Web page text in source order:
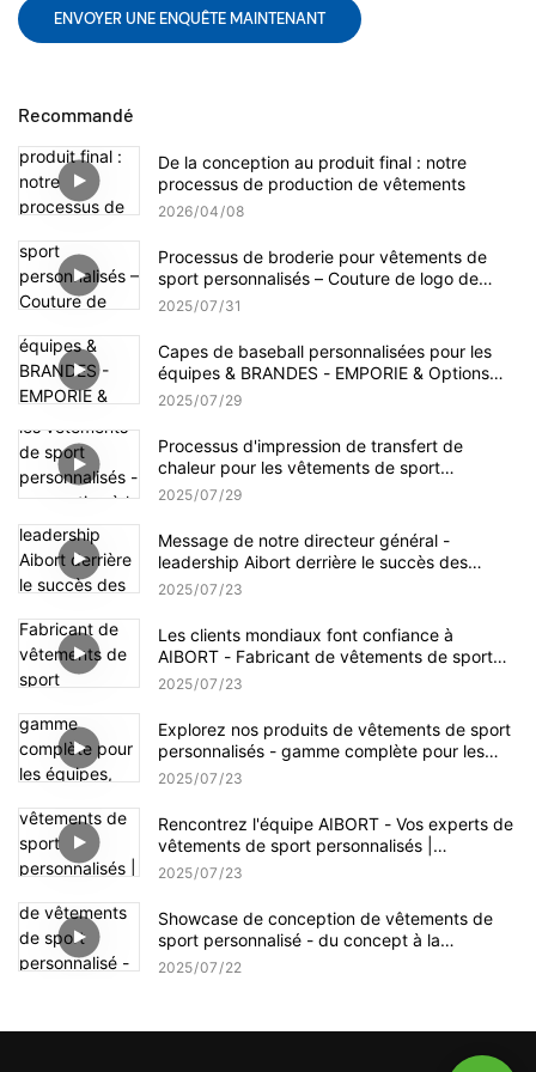
ENVOYER UNE ENQUÊTE MAINTENANT
Recommandé
De la conception au produit final : notre
processus de production de vêtements
2026 04 08
Processus de broderie pour vêtements de
sport personnalisés – Couture de logo de
précision | Savoir-faire de l'usine AIBORT
2025 07 31
Capes de baseball personnalisées pour les
équipes & BRANDES - EMPORIE & Options
d'impression | Collection Aibort Cap
2025 07 29
Processus d'impression de transfert de
chaleur pour les vêtements de sport
personnalisés - conception à la coupe | Flux
2025 07 29
Message de notre directeur général -
leadership Aibort derrière le succès des
vêtements de sport personnalisés
2025 07 23
Les clients mondiaux font confiance à
AIBORT - Fabricant de vêtements de sport
personnalisé | Partenariats réels, résultats
2025 07 23
Explorez nos produits de vêtements de sport
personnalisés - gamme complète pour les
équipes, formation & Événements | Vitrine des
2025 07 23
Rencontrez l'équipe AIBORT - Vos experts de
vêtements de sport personnalisés |
Conception, ventes & Support de production
2025 07 23
Showcase de conception de vêtements de
sport personnalisé - du concept à la
maquette
2025 07 22